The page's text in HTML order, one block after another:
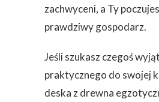
zachwyceni, a Ty
prawdziwy gospodarz.
Jeśli szukasz czegoś
praktycznego do swojej
deska z drewna